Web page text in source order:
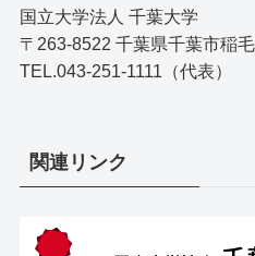
国立大学法人 千葉大学
〒263-8522 千葉県千葉市稲
TEL.043-251-1111（代表）
関連リンク